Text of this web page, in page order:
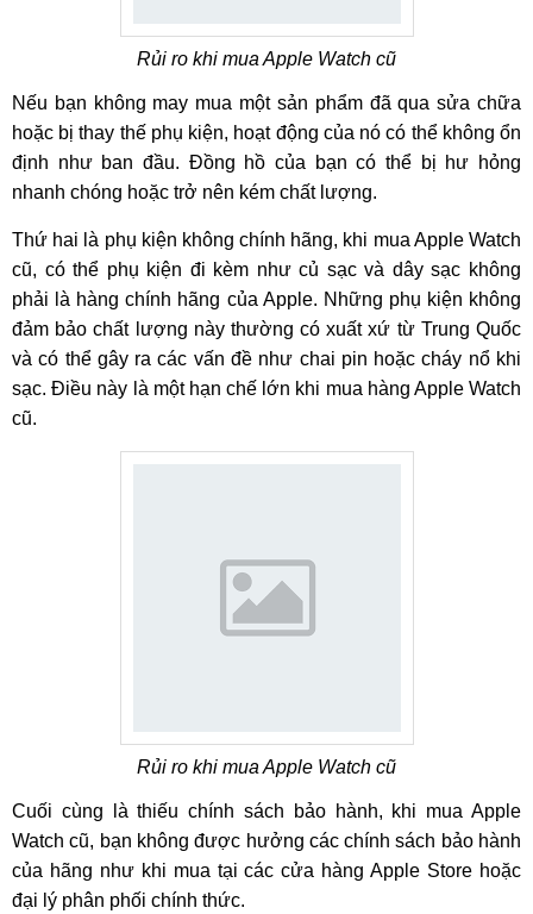
Rủi ro khi mua Apple Watch cũ
Nếu bạn không may mua một sản phẩm đã qua sửa chữa
hoặc bị thay thế phụ kiện, hoạt động của nó có thể không ổn
định như ban đầu. Đồng hồ của bạn có thể bị hư hỏng
nhanh chóng hoặc trở nên kém chất lượng.
Thứ hai là phụ kiện không chính hãng, khi mua Apple Watch
cũ, có thể phụ kiện đi kèm như củ sạc và dây sạc không
phải là hàng chính hãng của Apple. Những phụ kiện không
đảm bảo chất lượng này thường có xuất xứ từ Trung Quốc
và có thể gây ra các vấn đề như chai pin hoặc cháy nổ khi
sạc. Điều này là một hạn chế lớn khi mua hàng Apple Watch
cũ.
Rủi ro khi mua Apple Watch cũ
Cuối cùng là thiếu chính sách bảo hành, khi mua Apple
Watch cũ, bạn không được hưởng các chính sách bảo hành
của hãng như khi mua tại các cửa hàng Apple Store hoặc
đại lý phân phối chính thức.